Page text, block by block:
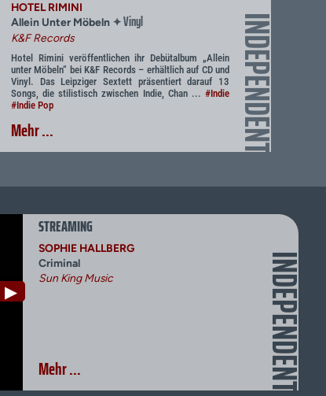
INDEPENDENT
HOTEL RIMINI
Allein Unter Möbeln ✦Vinyl
K&F Records
Hotel Rimini veröffentlichen ihr Debütalbum „Allein
unter Möbeln“ bei K&F Records – erhältlich auf CD und
Vinyl. Das Leipziger Sextett präsentiert darauf 13
Songs, die stilistisch zwischen Indie, Chan ... #Indie
#Indie Pop
Mehr ...
▶
STREAMING
INDEPENDENT
SOPHIE HALLBERG
Criminal
Sun King Music
Mehr ...